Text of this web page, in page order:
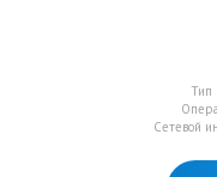
Тип
Сетевой